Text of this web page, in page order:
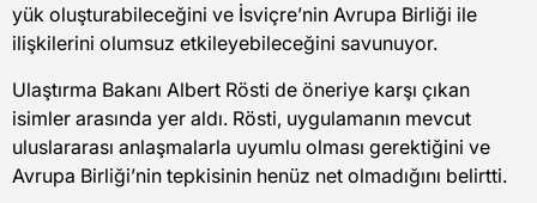
yük oluşturabileceğini ve İsviçre’nin Avrupa Birliği ile
ilişkilerini olumsuz etkileyebileceğini savunuyor.
Ulaştırma Bakanı Albert Rösti de öneriye karşı çıkan
isimler arasında yer aldı. Rösti, uygulamanın mevcut
uluslararası anlaşmalarla uyumlu olması gerektiğini ve
Avrupa Birliği’nin tepkisinin henüz net olmadığını belirtti.